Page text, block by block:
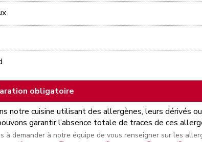
obligatoire
notre cuisine utilisant des allergènes, leurs dérivés
garantir l’absence totale de traces de ces
à demander à notre équipe de vous renseigner sur les